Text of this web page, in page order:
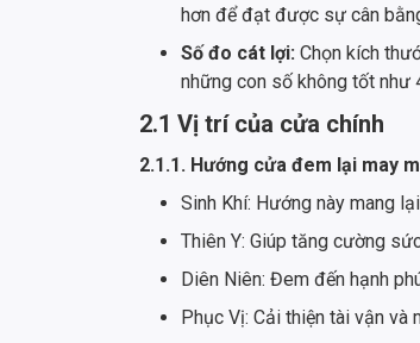
hơn để đạt được sự cân
Số đo cát lợi: Chọn kích
những con số không tốt như
2.1 Vị trí của cửa chính
2.1.1. Hướng cửa đem lại may
Sinh Khí: Hướng này mang
Thiên Y: Giúp tăng cường
Diên Niên: Đem đến hạnh
Phục Vị: Cải thiện tài vận và